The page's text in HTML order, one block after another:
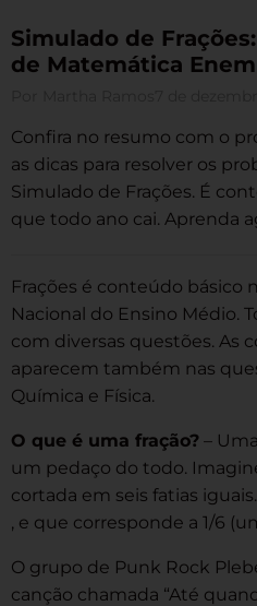
Simulado de
de Matemática Enem
Confira no resumo com o
as dicas para resolver os
Simulado de Frações. É
que todo ano cai. Aprenda
Frações é conteúdo básico
Nacional do Ensino Médio.
com diversas questões. As
aparecem também nas
Química e Física.
O que é uma fração? –
um pedaço do todo.
cortada em seis fatias
, e que corresponde a 1/6
O grupo de Punk Rock
canção chamada “Até